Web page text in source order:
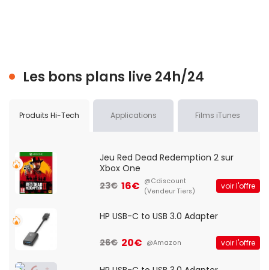
Les bons plans live 24h/24
Produits Hi-Tech Applications Films iTunes
Jeu Red Dead Redemption 2 sur
Xbox One
23€ 16€ @Cdiscount
(Vendeur Tiers)
voir l'offre
HP USB-C to USB 3.0 Adapter
26€ 20€ @Amazon voir l'offre